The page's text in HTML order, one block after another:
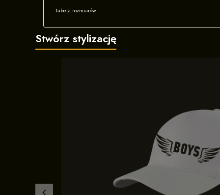
Tabela rozmiarów
Stwórz stylizację